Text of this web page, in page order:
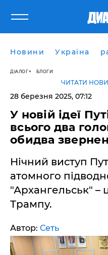
Новини Україна
ДІАЛОГ БЛОГИ
ЧИТАТИ
28 березня 2025, 07:12
У новій ідеї
всього два
обидва
Нічний виступ
атомного
"Архангельськ" –
Трампу.
Автор: Сеть